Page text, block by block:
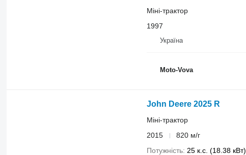
Міні-трактор
1997
Україна
Moto-Vova
John Deere 2025 R
Міні-трактор
2015
820 м/г
Потужність 25 к.с. (18.38 кВт)